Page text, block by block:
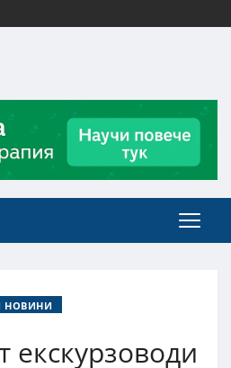
НОВИНИ
екскурзоводи